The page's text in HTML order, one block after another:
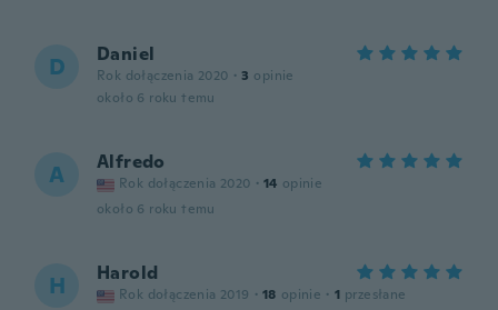
D Daniel
Rok dołączenia 2020 · 3 opinie
około 6 roku temu
A Alfredo
Rok dołączenia 2020 · 14 opinie
około 6 roku temu
H Harold
Rok dołączenia 2019 · 18 opinie · 1 przesłane